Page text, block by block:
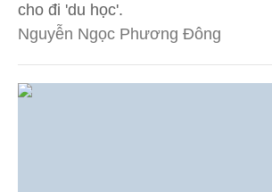
cho đi 'du học'.
Nguyễn Ngọc Phương Đông